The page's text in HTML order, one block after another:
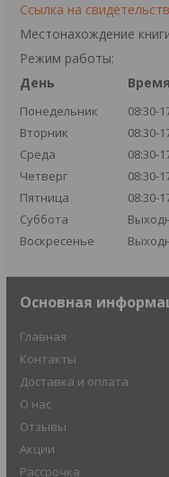
Ссылка на
Местонахождение
Режим работы:
День
Понедельник
08:30-
Вторник
08:30-
Среда
08:30-
Четверг
08:30-
Пятница
08:30-
Суббота
Воскресенье
Основная
Главная
Контакты
Доставка и оплата
О нас
Отзывы
Акции
Рассрочка